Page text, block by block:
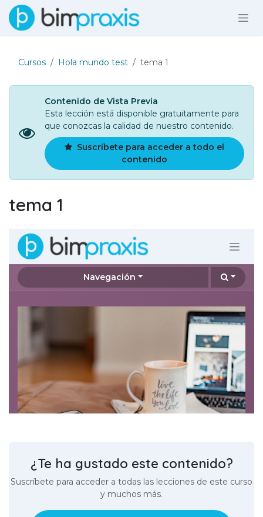
Ir al contenido
Cursos Hola mundo test tema 1
Contenido de Vista Previa
Esta lección está disponible gratuitamente para
que conozcas la calidad de nuestro contenido.
Suscríbete para acceder a todo el
contenido
tema 1
¿Te ha gustado este contenido?
Suscríbete para acceder a todas las lecciones de este curso
y muchos más.